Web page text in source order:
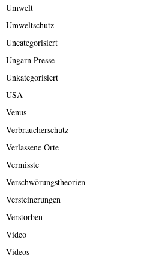
Umwelt
Umweltschutz
Uncategorisiert
Ungarn Presse
Unkategorisiert
USA
Venus
Verbraucherschutz
Verlassene Orte
Vermisste
Verschwörungstheorien
Versteinerungen
Verstorben
Video
Videos